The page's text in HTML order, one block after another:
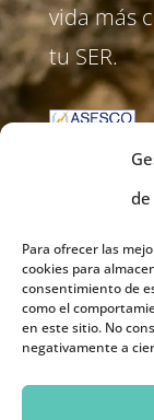
de
Para ofrecer las
cookies para
consentimiento de
como el
en este sitio. No
negativamente a
vida más
tu SER.